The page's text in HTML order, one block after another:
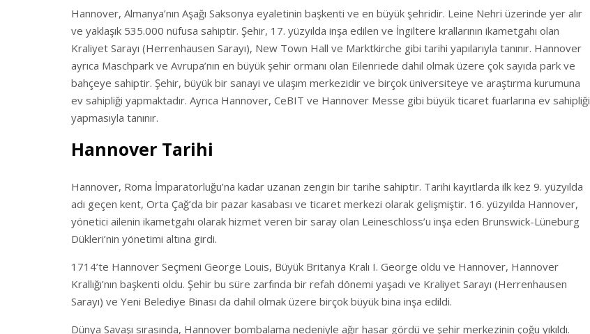
Hannover, Almanya’nın Aşağı Saksonya eyaletinin başkenti ve en büyük şehridir. Leine Nehri üzerinde yer alır
ve yaklaşık 535.000 nüfusa sahiptir. Şehir, 17. yüzyılda inşa edilen ve İngiltere krallarının ikametgahı olan
Kraliyet Sarayı (Herrenhausen Sarayı), New Town Hall ve Marktkirche gibi tarihi yapılarıyla tanınır. Hannover
ayrıca Maschpark ve Avrupa’nın en büyük şehir ormanı olan Eilenriede dahil olmak üzere çok sayıda park ve
bahçeye sahiptir. Şehir, büyük bir sanayi ve ulaşım merkezidir ve birçok üniversiteye ve araştırma kurumuna
ev sahipliği yapmaktadır. Ayrıca Hannover, CeBIT ve Hannover Messe gibi büyük ticaret fuarlarına ev sahipliği
yapmasıyla tanınır.
Hannover Tarihi
Hannover, Roma İmparatorluğu’na kadar uzanan zengin bir tarihe sahiptir. Tarihi kayıtlarda ilk kez 9. yüzyılda
adı geçen kent, Orta Çağ’da bir pazar kasabası ve ticaret merkezi olarak gelişmiştir. 16. yüzyılda Hannover,
yönetici ailenin ikametgahı olarak hizmet veren bir saray olan Leineschloss’u inşa eden Brunswick-Lüneburg
Dükleri’nin yönetimi altına girdi.
1714’te Hannover Seçmeni George Louis, Büyük Britanya Kralı I. George oldu ve Hannover, Hannover
Krallığı’nın başkenti oldu. Şehir bu süre zarfında bir refah dönemi yaşadı ve Kraliyet Sarayı (Herrenhausen
Sarayı) ve Yeni Belediye Binası da dahil olmak üzere birçok büyük bina inşa edildi.
Dünya Savaşı sırasında, Hannover bombalama nedeniyle ağır hasar gördü ve şehir merkezinin çoğu yıkıldı.